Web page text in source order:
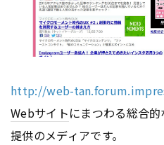
http://web-
Webサイトにまつわる総合
提供のメディアです。